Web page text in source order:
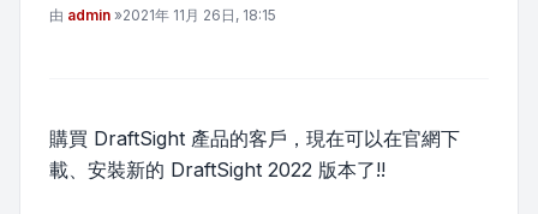
文章
由 admin »2021年 11月 26日, 18:15
購買 DraftSight 產品的客戶，現在可以在官網下
載、安裝新的 DraftSight 2022 版本了!!